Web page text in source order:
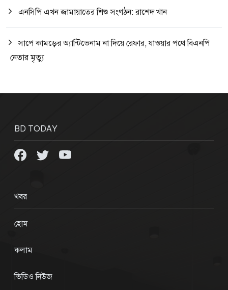
এনসিপি এখন জামায়াতের শিশু সংগঠন: রাশেদ খান
সাপে কামড়ের অ্যান্টিভেনাম না দিয়ে রেফার, যাওয়ার পথে বিএনপি
নেতার মৃত্যু
BD TODAY
খবর
হোম
কলাম
ভিডিও নিউজ